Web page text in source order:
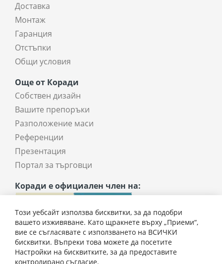
Доставка
Монтаж
Гаранция
Отстъпки
Общи условия
Още от Коради
Собствен дизайн
Вашите препоръки
Разположение маси
Референции
Презентация
Портал за търговци
Коради е официален член на:
Този уебсайт използва бисквитки, за да подобри
вашето изживяване. Като щракнете върху „Приеми“,
вие се съгласявате с използването на ВСИЧКИ
бисквитки. Въпреки това можете да посетите
Настройки на бисквитките, за да предоставите
контролирано съгласие.